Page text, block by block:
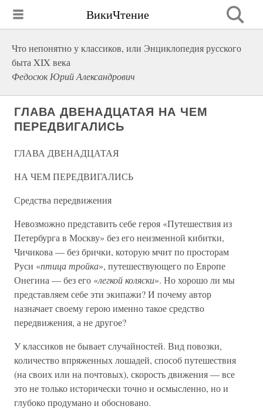
ВикиЧтение
Что непонятно у классиков, или Энциклопедия русского
быта XIX века
Федосюк Юрий Александрович
ГЛАВА ДВЕНАДЦАТАЯ НА ЧЕМ
ПЕРЕДВИГАЛИСЬ
ГЛАВА ДВЕНАДЦАТАЯ
НА ЧЕМ ПЕРЕДВИГАЛИСЬ
Средства передвижения
Невозможно представить себе героя «Путешествия из
Петербурга в Москву» без его неизменной кибитки,
Чичикова — без брички, которую мчит по просторам
Руси «птица тройка», путешествующего по Европе
Онегина — без его «легкой коляски». Но хорошо ли мы
представляем себе эти экипажи? И почему автор
назначает своему герою именно такое средство
передвижения, а не другое?
У классиков не бывает случайностей. Вид повозки,
количество впряженных лошадей, способ путешествия
(на своих или на почтовых), скорость движения — все
это не только исторически точно и осмысленно, но и
глубоко продумано и обосновано.